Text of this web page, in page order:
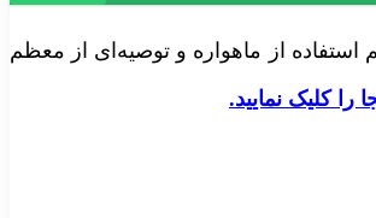
از ماهواره و توصیه‌ای از معظم
را کلیک نمایید.